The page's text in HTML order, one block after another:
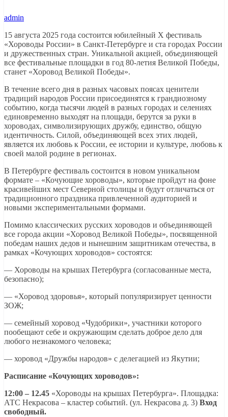
admin
15 августа 2025 года состоится юбилейный X фестиваль
«Хороводы России» в Санкт-Петербурге и ста городах России
и дружественных стран. Уникальной акцией, объединяющей
все фестивальные площадки в год 80-летия Великой Победы,
станет «Хоровод Великой Победы».
В течение всего дня в разных часовых поясах ценители
традиций народов России присоединятся к грандиозному
событию, когда тысячи людей в разных городах и селениях
единовременно выходят на площади, берутся за руки в
хороводах, символизирующих дружбу, единство, общую
идентичность. Силой, объединяющей всех этих людей,
является их любовь к России, ее истории и культуре, любовь к
своей малой родине в регионах.
В Петербурге фестиваль состоится в новом уникальном
формате – «Кочующие хороводы», которые пройдут на фоне
красивейших мест Северной столицы и будут отличаться от
традиционного праздника привлеченной аудиторией и
новыми экспериментальными формами.
Помимо классических русских хороводов и объединяющей
все города акции «Хоровод Великой Победы», посвященной
победам наших дедов и нынешним защитникам отечества, в
рамках «Кочующих хороводов» состоятся:
— Хороводы на крышах Петербурга (согласованные места,
безопасно);
— «Хоровод здоровья», который популяризирует ценности
ЗОЖ;
— семейный хоровод «Чудобрики», участники которого
пообещают себе и окружающим сделать доброе дело для
любого незнакомого человека;
— хоровод «Дружбы народов» с делегацией из Якутии;
Расписание «Кочующих хороводов»:
12:00 – 12.45 «Хороводы на крышах Петербурга». Площадка:
АТС Некрасова – кластер событий. (ул. Некрасова д. 3) Вход
свободный.